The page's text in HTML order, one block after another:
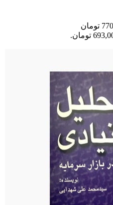
قیمت اصلی: 770,000 تومان